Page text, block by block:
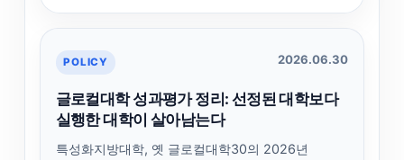
POLICY 2026.06.30
글로컬대학 성과평가 정리: 선정된 대학보다
실행한 대학이 살아남는다
특성화지방대학, 옛 글로컬대학30의 2026년